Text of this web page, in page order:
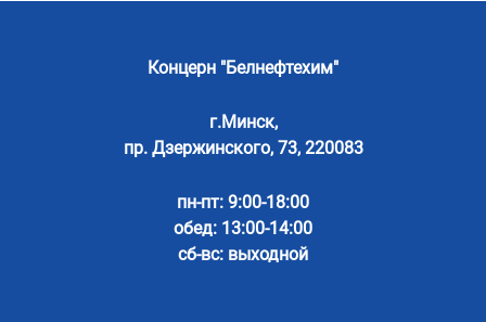
Концерн "Белнефтехим"
г.Минск,
пр. Дзержинского, 73, 220083
пн-пт: 9:00-18:00
обед: 13:00-14:00
сб-вс: выходной